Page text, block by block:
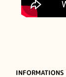
INFORMATIONS